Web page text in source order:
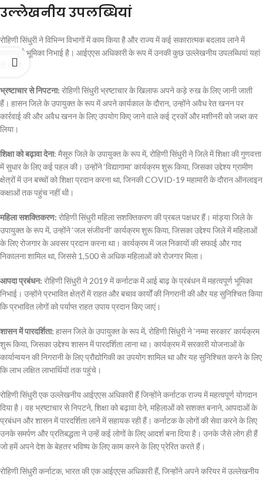
उल्लेखनीय उपलब्धियां
रोहिणी सिंधुरी ने विभिन्न विभागों में काम किया है और राज्य में कई सकारात्मक बदलाव लाने में
महत्वपूर्ण भूमिका निभाई है। आईएएस अधिकारी के रूप में उनकी कुछ उल्लेखनीय उपलब्धियां यहां
दी गई हैं:
भ्रष्टाचार से निपटना: रोहिणी सिंधुरी भ्रष्टाचार के खिलाफ अपने कड़े रुख के लिए जानी जाती
हैं। हासन जिले के उपायुक्त के रूप में अपने कार्यकाल के दौरान, उन्होंने अवैध रेत खनन पर
कार्रवाई की और अवैध खनन के लिए उपयोग किए जाने वाले कई ट्रकों और मशीनरी को जब्त कर
लिया।
शिक्षा को बढ़ावा देना: मैसूरु जिले के उपायुक्त के रूप में, रोहिणी सिंधुरी ने जिले में शिक्षा की गुणवत्ता
में सुधार के लिए कई पहल की। उन्होंने ‘विद्यागामा’ कार्यक्रम शुरू किया, जिसका उद्देश्य ग्रामीण
क्षेत्रों में उन बच्चों को शिक्षा प्रदान करना था, जिनकी COVID-19 महामारी के दौरान ऑनलाइन
कक्षाओं तक पहुंच नहीं थी।
महिला सशक्तिकरण: रोहिणी सिंधुरी महिला सशक्तिकरण की प्रबल पक्षधर हैं। मांड्या जिले के
उपायुक्त के रूप में, उन्होंने ‘जल संजीवनी’ कार्यक्रम शुरू किया, जिसका उद्देश्य जिले में महिलाओं
के लिए रोजगार के अवसर प्रदान करना था। कार्यक्रम में जल निकायों की सफाई और गाद
निकालना शामिल था, जिससे 1,500 से अधिक महिलाओं को रोजगार मिला।
आपदा प्रबंधन: रोहिणी सिंधुरी ने 2019 में कर्नाटक में आई बाढ़ के प्रबंधन में महत्वपूर्ण भूमिका
निभाई। उन्होंने प्रभावित क्षेत्रों में राहत और बचाव कार्यों की निगरानी की और यह सुनिश्चित किया
कि प्रभावित लोगों को पर्याप्त राहत उपाय प्रदान किए जाएं।
शासन में पारदर्शिता: हासन जिले के उपायुक्त के रूप में, रोहिणी सिंधुरी ने ‘नम्मा सरकार’ कार्यक्रम
शुरू किया, जिसका उद्देश्य शासन में पारदर्शिता लाना था। कार्यक्रम में सरकारी योजनाओं के
कार्यान्वयन की निगरानी के लिए प्रौद्योगिकी का उपयोग शामिल था और यह सुनिश्चित करने के लिए
कि लाभ लक्षित लाभार्थियों तक पहुंचे।
रोहिणी सिंधुरी एक उल्लेखनीय आईएएस अधिकारी हैं जिन्होंने कर्नाटक राज्य में महत्वपूर्ण योगदान
दिया है। वह भ्रष्टाचार से निपटने, शिक्षा को बढ़ावा देने, महिलाओं को सशक्त बनाने, आपदाओं के
प्रबंधन और शासन में पारदर्शिता लाने में सहायक रही हैं। कर्नाटक के लोगों की सेवा करने के लिए
उनके समर्पण और प्रतिबद्धता ने उन्हें कई लोगों के लिए आदर्श बना दिया है। उनके जैसे लोग ही हैं
जो हमें अपने देश के बेहतर भविष्य के लिए काम करने के लिए प्रेरित करते हैं।
रोहिणी सिंधुरी कर्नाटक, भारत की एक आईएएस अधिकारी हैं, जिन्होंने अपने करियर में उल्लेखनीय